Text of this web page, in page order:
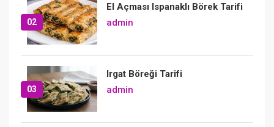
02
El Açması Ispanaklı Börek Tarifi
admin
03
Irgat Böreği Tarifi
admin